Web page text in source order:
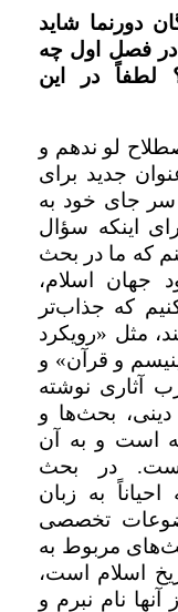
دورنما شاید
در فصل اول چه
لطفاً در این
لو ندهم و
جدید برای
جای خود به
اینکه سؤال
که ما در بحث
جهان اسلام،
که جذاب‌تر
مثل «رویکرد
و قرآن» و
آثاری نوشته
بحث‌ها و
است و به آن
است. در بحث
به زبان
تخصصی
مربوط به
اسلام است،
نام نبرم و